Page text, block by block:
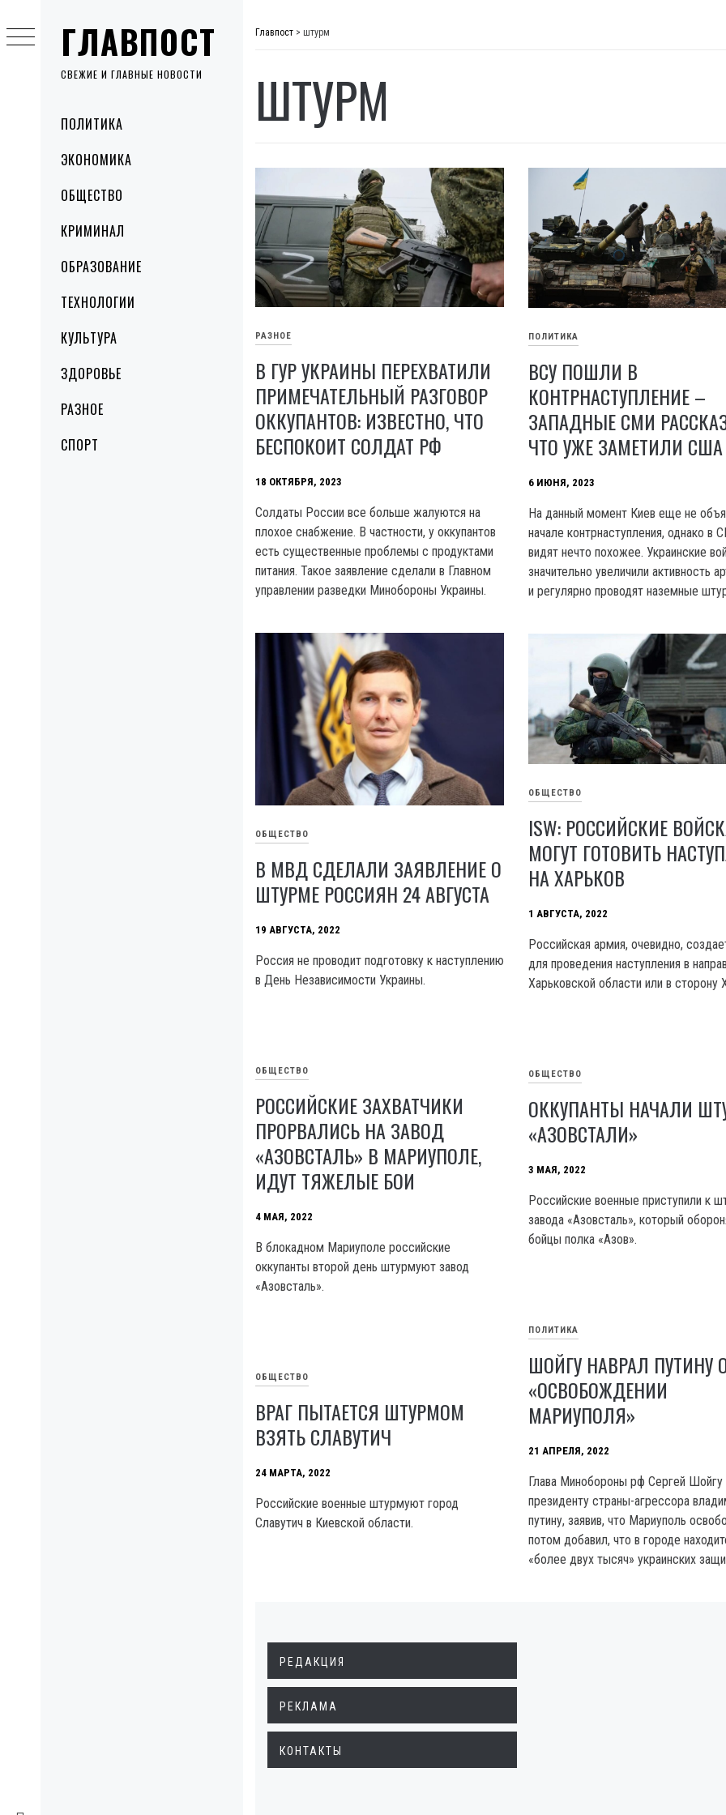
ГЛАВПОСТ
СВЕЖИЕ И ГЛАВНЫЕ НОВОСТИ
MenuПОЛИТИКА
ЭКОНОМИКА
ОБЩЕСТВО
КРИМИНАЛ
ОБРАЗОВАНИЕ
ТЕХНОЛОГИИ
КУЛЬТУРА
ЗДОРОВЬЕ
РАЗНОЕ
СПОРТ
to
content
Главпост > штурм
ШТУРМ
РАЗНОЕ
В ГУР УКРАИНЫ ПЕРЕХВАТИЛИ
ПРИМЕЧАТЕЛЬНЫЙ РАЗГОВОР
ОККУПАНТОВ: ИЗВЕСТНО, ЧТО
БЕСПОКОИТ СОЛДАТ РФ
18 ОКТЯБРЯ, 2023
Солдаты России все больше жалуются на
плохое снабжение. В частности, у оккупантов
есть существенные проблемы с продуктами
питания. Такое заявление сделали в Главном
управлении разведки Минобороны Украины.
ПОЛИТИКА
ВСУ ПОШЛИ В
КОНТРНАСТУПЛЕНИЕ –
ЗАПАДНЫЕ СМИ
ЧТО УЖЕ ЗАМЕТИЛИ США
6 ИЮНЯ, 2023
На данный момент Киев еще не
начале контрнаступления, однако в
видят нечто похожее. Украинские
значительно увеличили активность
и регулярно проводят наземные
ОБЩЕСТВО
В МВД СДЕЛАЛИ ЗАЯВЛЕНИЕ О
ШТУРМЕ РОССИЯН 24 АВГУСТА
19 АВГУСТА, 2022
Россия не проводит подготовку к наступлению
в День Независимости Украины.
ОБЩЕСТВО
ISW: РОССИЙСКИЕ
МОГУТ ГОТОВИТЬ
НА ХАРЬКОВ
1 АВГУСТА, 2022
Российская армия, очевидно,
для проведения наступления в
Харьковской области или в сторону
ОБЩЕСТВО
РОССИЙСКИЕ ЗАХВАТЧИКИ
ПРОРВАЛИСЬ НА ЗАВОД
«АЗОВСТАЛЬ» В МАРИУПОЛЕ,
ИДУТ ТЯЖЕЛЫЕ БОИ
4 МАЯ, 2022
В блокадном Мариуполе российские
оккупанты второй день штурмуют завод
«Азовсталь».
ОБЩЕСТВО
ОККУПАНТЫ НАЧАЛИ
«АЗОВСТАЛИ»
3 МАЯ, 2022
Российские военные приступили к
завода «Азовсталь», который
бойцы полка «Азов».
ПОЛИТИКА
ШОЙГУ НАВРАЛ ПУТИНУ
«ОСВОБОЖДЕНИИ
МАРИУПОЛЯ»
21 АПРЕЛЯ, 2022
Глава Минобороны рф Сергей Шойгу
президенту страны-агрессора
путину, заявив, что Мариуполь
потом добавил, что в городе
«более двух тысяч» украинских
ОБЩЕСТВО
ВРАГ ПЫТАЕТСЯ ШТУРМОМ
ВЗЯТЬ СЛАВУТИЧ
24 МАРТА, 2022
Российские военные штурмуют город
Славутич в Киевской области.
РЕДАКЦИЯ
РЕКЛАМА
КОНТАКТЫ